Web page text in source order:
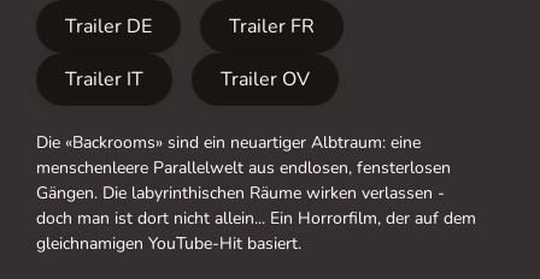
Trailer DE
Trailer FR
Trailer IT
Trailer OV
Die «Backrooms» sind ein neuartiger Albtraum: eine
menschenleere Parallelwelt aus endlosen, fensterlosen
Gängen. Die labyrinthischen Räume wirken verlassen -
doch man ist dort nicht allein... Ein Horrorfilm, der auf dem
gleichnamigen YouTube-Hit basiert.